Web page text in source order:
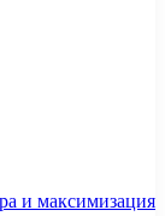
и максимизация